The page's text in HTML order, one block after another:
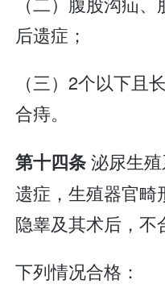
后遗症；
（三）2个以下且
合痔。
第十四条泌尿生
遗症，生殖器官畸
隐睾及其术后，不
下列情况合格：